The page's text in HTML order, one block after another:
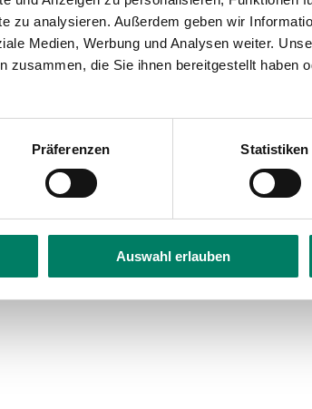
zu analysieren. Außerdem geben wir
Medien, Werbung und Analysen weiter.
zusammen, die Sie ihnen bereitgestellt haben
Präferenzen Statistiken
Auswahl erlauben